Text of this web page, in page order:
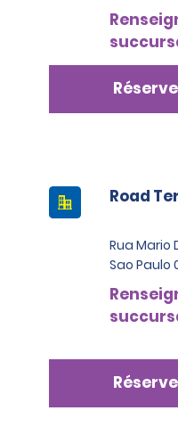
Road
Rua Mario
Sao Paulo